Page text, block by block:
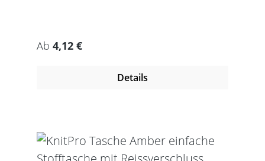
Regulärer Preis:
Ab 4,12 €
Details